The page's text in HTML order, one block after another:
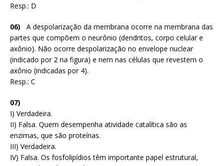
Resp.: D
06) A despolarização da membrana ocorre na membrana das
partes que compõem o neurônio (dendritos, corpo celular e
axônio). Não ocorre despolarização no envelope nuclear
(indicado por 2 na figura) e nem nas células que revestem o
axônio (indicadas por 4).
Resp.: C
07)
I) Verdadeira.
II) Falsa. Quem desempenha atividade catalítica são as
enzimas, que são proteínas.
III) Verdadeira.
IV) Falsa. Os fosfolipídios têm importante papel estrutural,